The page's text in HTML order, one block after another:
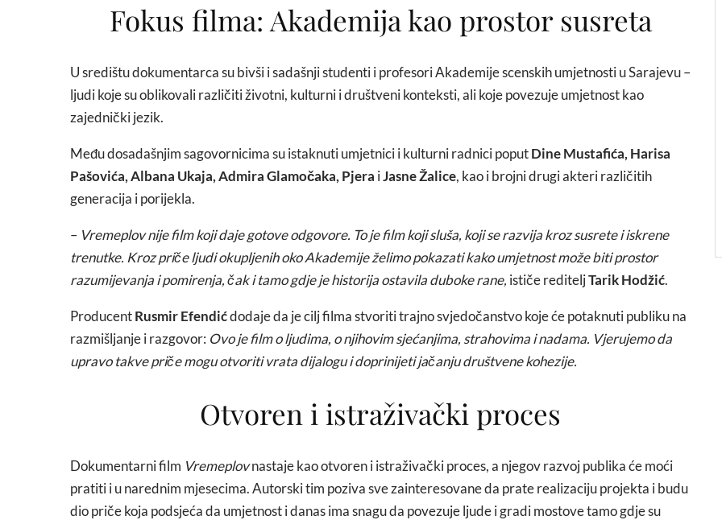
Fokus filma: Akademija kao prostor susreta
U središtu dokumentarca su bivši i sadašnji studenti i profesori Akademije scenskih umjetnosti u Sarajevu –
ljudi koje su oblikovali različiti životni, kulturni i društveni konteksti, ali koje povezuje umjetnost kao
zajednički jezik.
Među dosadašnjim sagovornicima su istaknuti umjetnici i kulturni radnici poputDine Mustafića, Harisa
Pašovića, Albana Ukaja, Admira Glamočaka, Pjera iJasne Žalice, kao i brojni drugi akteri različitih
generacija i porijekla.
– Vremeplov nije film koji daje gotove odgovore. To je film koji sluša, koji se razvija kroz susrete i iskrene
trenutke. Kroz priče ljudi okupljenih oko Akademije želimo pokazati kako umjetnost može biti prostor
razumijevanja i pomirenja, čak i tamo gdje je historija ostavila duboke rane, ističe rediteljTarik Hodžić.
ProducentRusmir Efendićdodaje da je cilj filma stvoriti trajno svjedočanstvo koje će potaknuti publiku na
razmišljanje i razgovor: Ovo je film o ljudima, o njihovim sjećanjima, strahovima i nadama. Vjerujemo da
upravo takve priče mogu otvoriti vrata dijalogu i doprinijeti jačanju društvene kohezije.
Otvoren i istraživački proces
Dokumentarni film Vremeplovnastaje kao otvoren i istraživački proces, a njegov razvoj publika će moći
pratiti i u narednim mjesecima. Autorski tim poziva sve zainteresovane da prate realizaciju projekta i budu
dio priče koja podsjeća da umjetnost i danas ima snagu da povezuje ljude i gradi mostove tamo gdje su